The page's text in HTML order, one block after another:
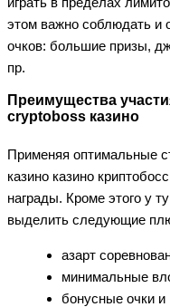
этом важно соблюдать и
очков: большие призы,
пр.
Преимущества
cryptoboss казино
Применяя оптимальные
казино казино
награды. Кроме этого у
выделить следующие
азарт
минимальные
бонусные очки и